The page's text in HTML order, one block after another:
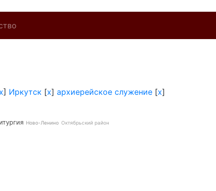
x] Иркутск [x] архиерейское служение [x]
Ново-Ленино Октябрьский район